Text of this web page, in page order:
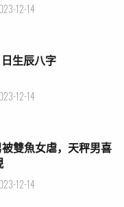
12-14
生辰八字
12-14
雙魚女虐，天秤男喜
12-14